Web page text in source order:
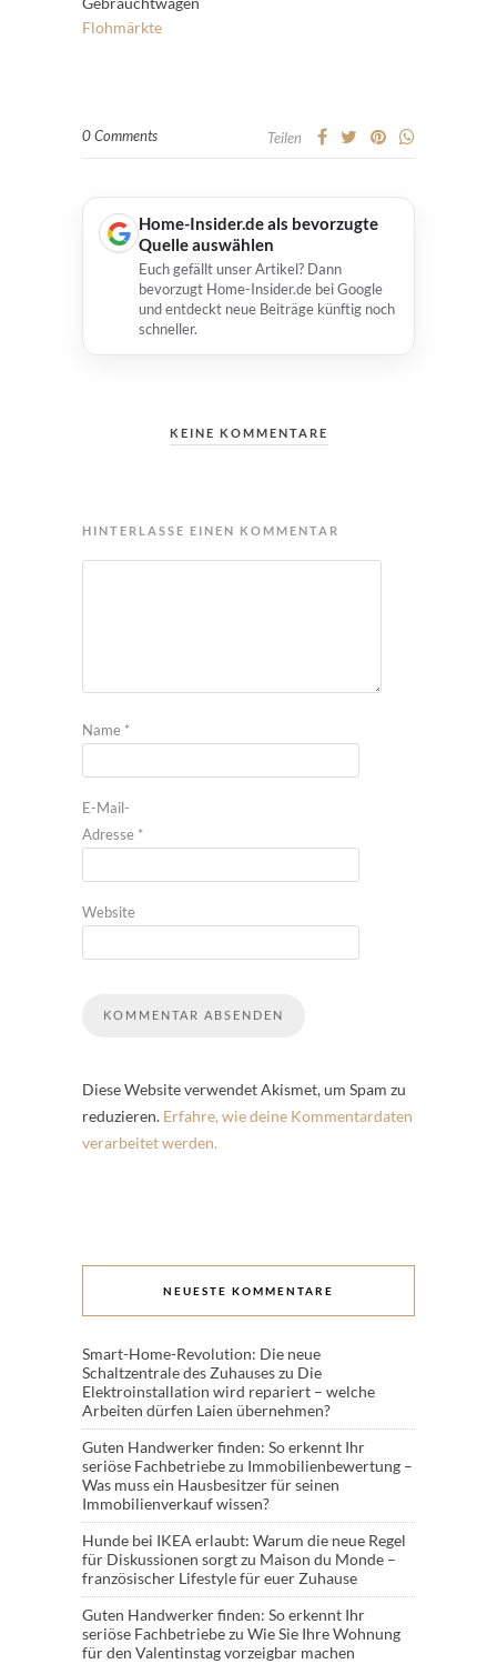
Flohmärkte
0 Comments Teilen
Home-Insider.de als bevorzugte
Quelle auswählen
Euch gefällt unser Artikel? Dann
bevorzugt Home-Insider.de bei Google
und entdeckt neue Beiträge künftig noch
schneller.
KEINE KOMMENTARE
HINTERLASSE EINEN KOMMENTAR
Name *
E-Mail-
Adresse *
Website
Diese Website verwendet Akismet, um Spam zu
reduzieren. Erfahre, wie deine Kommentardaten
verarbeitet werden.
NEUESTE KOMMENTARE
Smart-Home-Revolution: Die neue
Schaltzentrale des Zuhauseszu Die
Elektroinstallation wird repariert – welche
Arbeiten dürfen Laien übernehmen?
Guten Handwerker finden: So erkennt Ihr
seriöse Fachbetriebezu Immobilienbewertung –
Was muss ein Hausbesitzer für seinen
Immobilienverkauf wissen?
Hunde bei IKEA erlaubt: Warum die neue Regel
für Diskussionen sorgtzu Maison du Monde –
französischer Lifestyle für euer Zuhause
Guten Handwerker finden: So erkennt Ihr
seriöse Fachbetriebezu Wie Sie Ihre Wohnung
für den Valentinstag vorzeigbar machen